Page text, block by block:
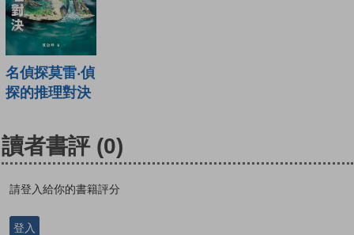
名偵探莫雷‧偵
探的推理對決
讀者書評 (0)
請登入給你的書籍評分
登入